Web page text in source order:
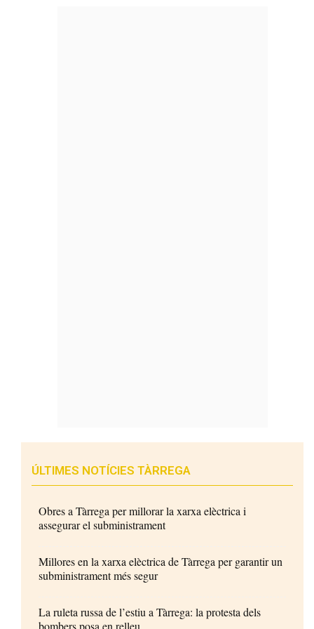
ÚLTIMES NOTÍCIES TÀRREGA
Obres a Tàrrega per millorar la xarxa elèctrica i
assegurar el subministrament
Millores en la xarxa elèctrica de Tàrrega per garantir un
subministrament més segur
La ruleta russa de l’estiu a Tàrrega: la protesta dels
bombers posa en relleu...